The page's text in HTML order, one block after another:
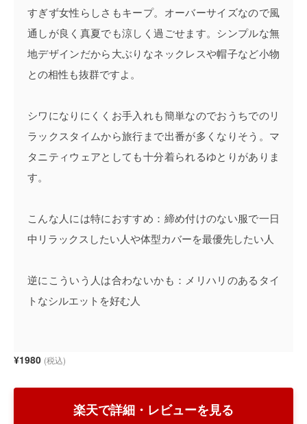
すぎず女性らしさもキープ。オーバーサイズなので風
通しが良く真夏でも涼しく過ごせます。シンプルな無
地デザインだから大ぶりなネックレスや帽子など小物
との相性も抜群ですよ。
シワになりにくくお手入れも簡単なのでおうちでのリ
ラックスタイムから旅行まで出番が多くなりそう。マ
タニティウェアとしても十分着られるゆとりがありま
す。
こんな人には特におすすめ：締め付けのない服で一日
中リラックスしたい人や体型カバーを最優先したい人
逆にこういう人は合わないかも：メリハリのあるタイ
トなシルエットを好む人
¥1980 (税込)
楽天で詳細・レビューを見る